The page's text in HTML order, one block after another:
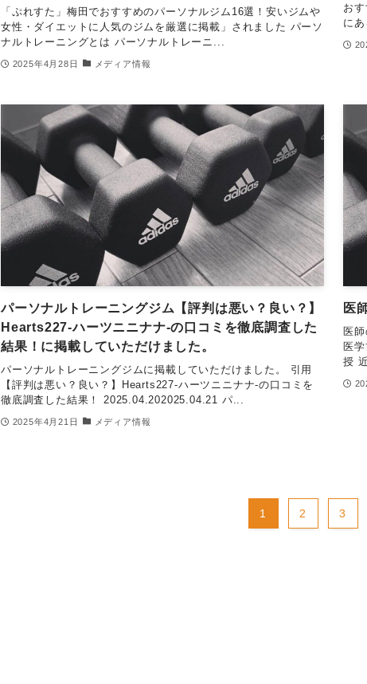
「ぷれすた」梅田でおすすめのパーソナルジム16選！安いジムや
女性・ダイエットに人気のジムを厳選に掲載」されました パーソ
ナルトレーニングとは パーソナルトレーニ...
2025年4月28日 メディア情報
お
に
パーソナルトレーニングジム【評判は悪い？良い？】
Hearts227-ハーツニニナナ-の口コミを徹底調査した
結果！に掲載していただけました。
パーソナルトレーニングジムに掲載していただけました。 引用
【評判は悪い？良い？】Hearts227-ハーツニニナナ-の口コミを
徹底調査した結果！ 2025.04.202025.04.21 パ...
2025年4月21日 メディア情報
医
医
医
授
1 2 3